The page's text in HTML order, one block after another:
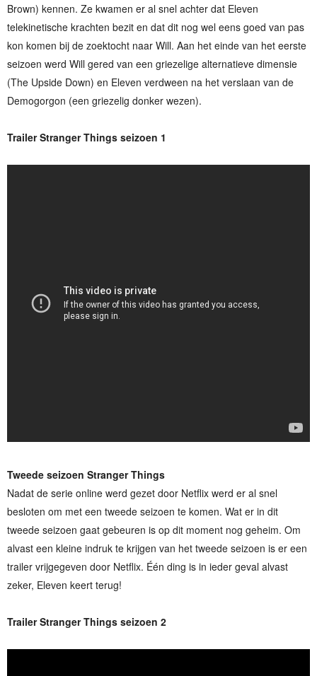
Brown) kennen. Ze kwamen er al snel achter dat Eleven
telekinetische krachten bezit en dat dit nog wel eens goed van pas
kon komen bij de zoektocht naar Will. Aan het einde van het eerste
seizoen werd Will gered van een griezelige alternatieve dimensie
(The Upside Down) en Eleven verdween na het verslaan van de
Demogorgon (een griezelig donker wezen).
Trailer Stranger Things seizoen 1
Tweede seizoen Stranger Things
Nadat de serie online werd gezet door Netflix werd er al snel
besloten om met een tweede seizoen te komen. Wat er in dit
tweede seizoen gaat gebeuren is op dit moment nog geheim. Om
alvast een kleine indruk te krijgen van het tweede seizoen is er een
trailer vrijgegeven door Netflix. Één ding is in ieder geval alvast
zeker, Eleven keert terug!
Trailer Stranger Things seizoen 2